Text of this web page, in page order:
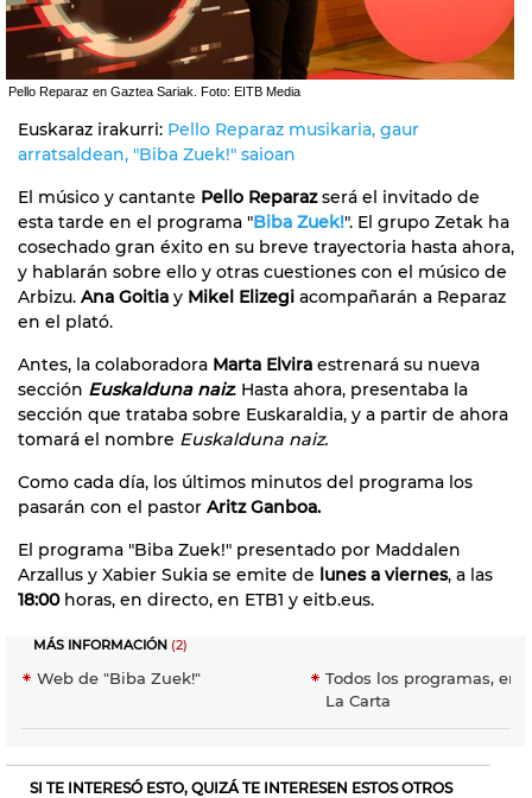
Pello Reparaz en Gaztea Sariak. Foto: EITB Media
Euskaraz irakurri: Pello Reparaz musikaria, gaur
arratsaldean, "Biba Zuek!" saioan
El músico y cantante Pello Reparazserá el invitado de
esta tarde en el programa "Biba Zuek!". El grupo Zetak ha
cosechado gran éxito en su breve trayectoria hasta ahora,
y hablarán sobre ello y otras cuestiones con el músico de
Arbizu. Ana Goitia y Mikel Elizegi acompañarán a Reparaz
en el plató.
Antes, la colaboradora Marta Elvira estrenará su nueva
sección Euskalduna naiz. Hasta ahora, presentaba la
sección que trataba sobre Euskaraldia, y a partir de ahora
tomará el nombre Euskalduna naiz.
Como cada día, los últimos minutos del programa los
pasarán con el pastor Aritz Ganboa.
El programa "Biba Zuek!" presentado por Maddalen
Arzallus y Xabier Sukia se emite de lunes a viernes, a las
18:00horas, en directo, en ETB1 y eitb.eus.
MÁS INFORMACIÓN (2)
Web de "Biba Zuek!"
Todos los programas, en
La Carta
SI TE INTERESÓ ESTO, QUIZÁ TE INTERESEN ESTOS OTROS